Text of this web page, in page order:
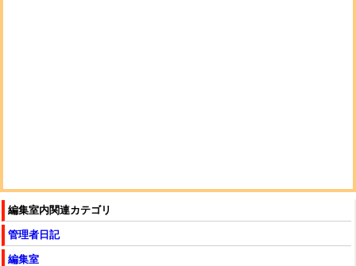
編集室内関連カテゴリ
管理者日記
編集室